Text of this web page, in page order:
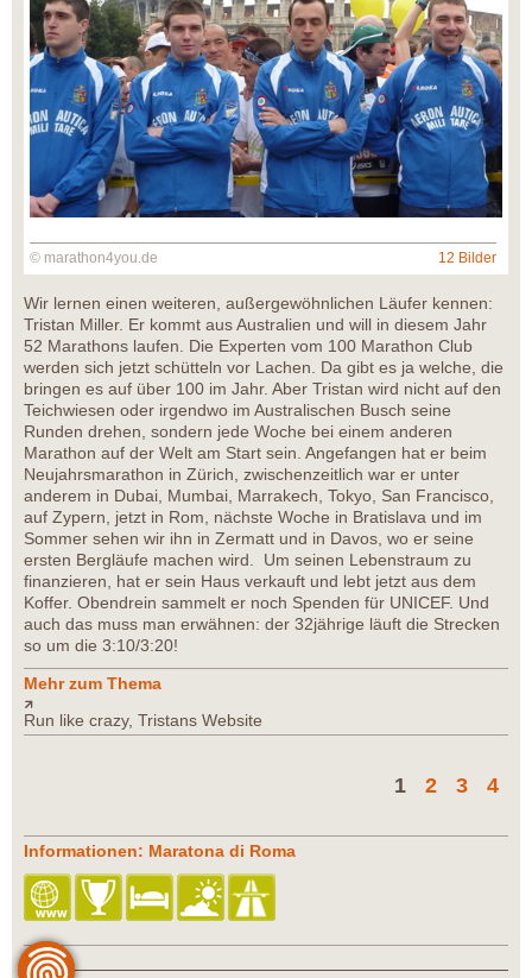
© marathon4you.de 12 Bilder
Wir lernen einen weiteren, außergewöhnlichen Läufer kennen:
Tristan Miller. Er kommt aus Australien und will in diesem Jahr
52 Marathons laufen. Die Experten vom 100 Marathon Club
werden sich jetzt schütteln vor Lachen. Da gibt es ja welche, die
bringen es auf über 100 im Jahr. Aber Tristan wird nicht auf den
Teichwiesen oder irgendwo im Australischen Busch seine
Runden drehen, sondern jede Woche bei einem anderen
Marathon auf der Welt am Start sein. Angefangen hat er beim
Neujahrsmarathon in Zürich, zwischenzeitlich war er unter
anderem in Dubai, Mumbai, Marrakech, Tokyo, San Francisco,
auf Zypern, jetzt in Rom, nächste Woche in Bratislava und im
Sommer sehen wir ihn in Zermatt und in Davos, wo er seine
ersten Bergläufe machen wird. Um seinen Lebenstraum zu
finanzieren, hat er sein Haus verkauft und lebt jetzt aus dem
Koffer. Obendrein sammelt er noch Spenden für UNICEF. Und
auch das muss man erwähnen: der 32jährige läuft die Strecken
so um die 3:10/3:20!
Mehr zum Thema
Run like crazy, Tristans Website
1 2 3 4
Informationen: Maratona di Roma